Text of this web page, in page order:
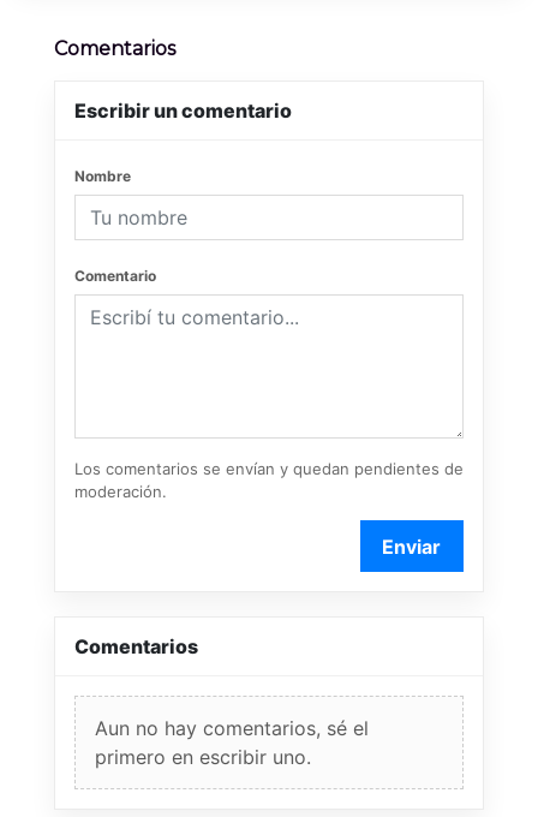
Comentarios
Escribir un comentario
Nombre
Comentario
Los comentarios se envían y quedan pendientes de
moderación.
Enviar
Comentarios
Aun no hay comentarios, sé el
primero en escribir uno.